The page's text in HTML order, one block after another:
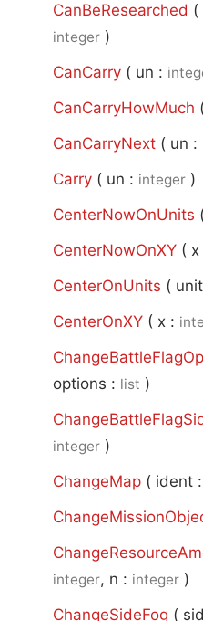
CanBeResearched (
integer )
CanCarry ( un :
CanCarryHowMuch
CanCarryNext ( un :
Carry ( un : integer )
CenterNowOnUnits
CenterNowOnXY ( x
CenterOnUnits (
CenterOnXY ( x :
options : list )
integer )
ChangeMap ( ident :
integer, n : integer )
ChangeSideFog (